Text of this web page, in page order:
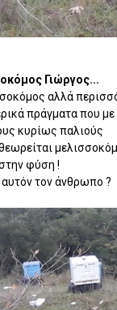
Γιώργος...
αλλά
πράγματα που
κυρίως παλιούς
φύση !
τον άνθρωπο ?